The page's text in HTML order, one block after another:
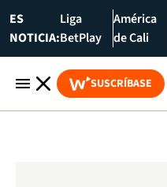
ES
NOTICIA:
Liga
BetPlay
América
de Cali
SUSCRÍBASE